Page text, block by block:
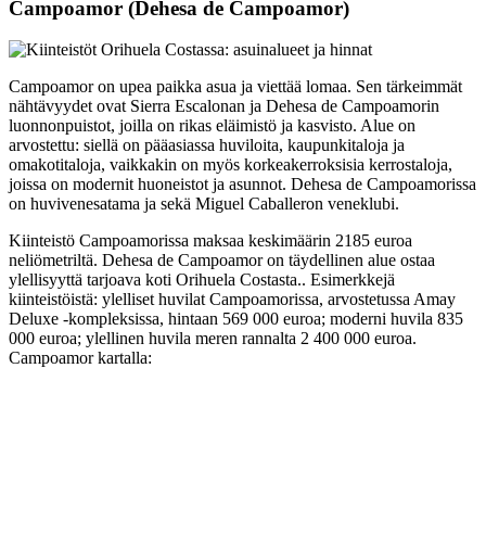
Campoamor (Dehesa de Campoamor)
Campoamor on upea paikka asua ja viettää lomaa. Sen tärkeimmät
nähtävyydet ovat Sierra Escalonan ja Dehesa de Campoamorin
luonnonpuistot, joilla on rikas eläimistö ja kasvisto. Alue on
arvostettu: siellä on pääasiassa huviloita, kaupunkitaloja ja
omakotitaloja, vaikkakin on myös korkeakerroksisia kerrostaloja,
joissa on modernit huoneistot ja asunnot. Dehesa de Campoamorissa
on huvivenesatama ja sekä Miguel Caballeron veneklubi.
Kiinteistö Campoamorissa maksaa keskimäärin 2185 euroa
neliömetriltä. Dehesa de Campoamor on täydellinen alue ostaa
ylellisyyttä tarjoava koti Orihuela Costasta.. Esimerkkejä
kiinteistöistä: ylelliset huvilat Campoamorissa, arvostetussa Amay
Deluxe -kompleksissa, hintaan 569 000 euroa; moderni huvila 835
000 euroa; ylellinen huvila meren rannalta 2 400 000 euroa.
Campoamor kartalla: